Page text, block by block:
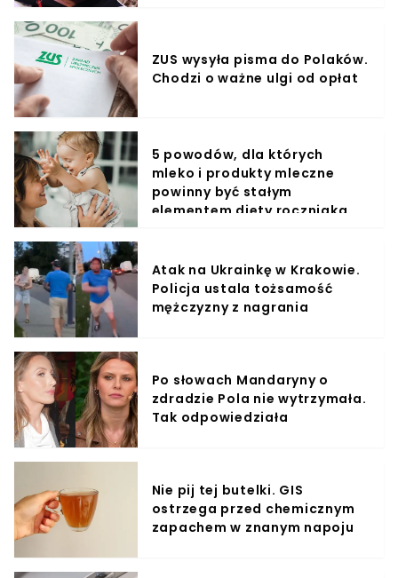
ZUS wysyła pisma do Polaków.
Chodzi o ważne ulgi od opłat
5 powodów, dla których
mleko i produkty mleczne
powinny być stałym
elementem diety roczniaka
Atak na Ukrainkę w Krakowie.
Policja ustala tożsamość
mężczyzny z nagrania
Po słowach Mandaryny o
zdradzie Pola nie wytrzymała.
Tak odpowiedziała
Nie pij tej butelki. GIS
ostrzega przed chemicznym
zapachem w znanym napoju